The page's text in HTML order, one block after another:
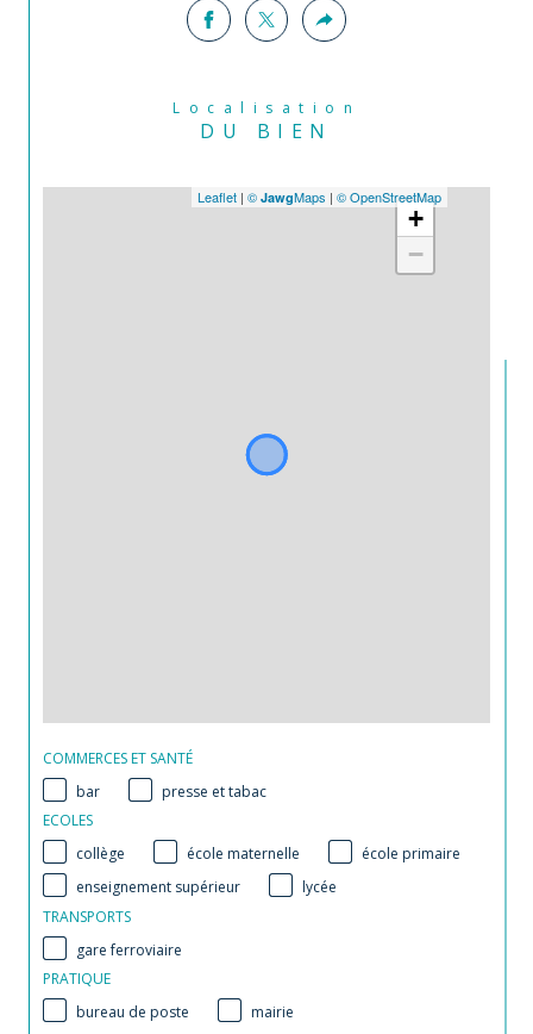
Localisation
DU BIEN
+
−
Leaflet | © JawgMaps | © OpenStreetMap
COMMERCES ET SANTÉ
bar
presse et tabac
ECOLES
collège
école maternelle
école primaire
enseignement supérieur
lycée
TRANSPORTS
gare ferroviaire
PRATIQUE
bureau de poste
mairie